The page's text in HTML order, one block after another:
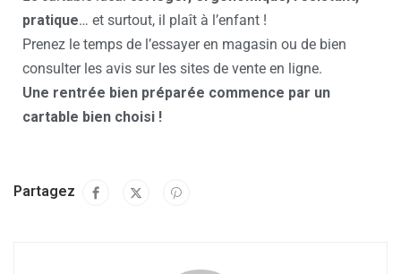
pratique… et surtout, il plaît à l’enfant !
Prenez le temps de l’essayer en magasin ou de bien
consulter les avis sur les sites de vente en ligne.
Une rentrée bien préparée commence par un
cartable bien choisi !
Partagez